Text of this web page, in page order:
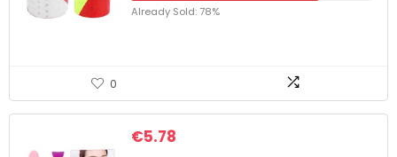
Already Sold: 78%
0
€5.78